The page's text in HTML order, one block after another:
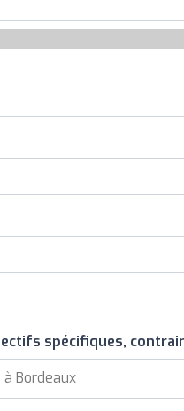
spécifiques,